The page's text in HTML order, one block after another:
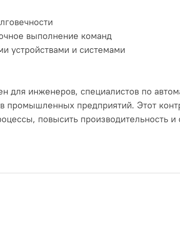
выполнение команд
устройствами и системами
для инженеров, специалистов по
промышленных предприятий. Этот
повысить производительность